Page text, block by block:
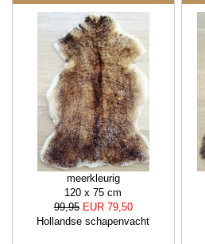
meerkleurig
120 x 75 cm
99,95 EUR 79,50
Hollandse schapenvacht